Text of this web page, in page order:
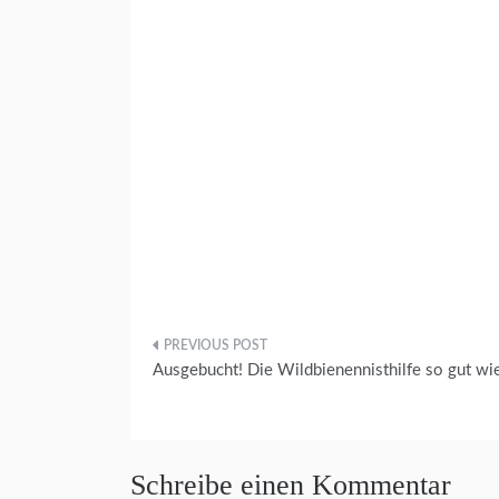
Beitragsnavigation
Ausgebucht! Die Wildbienennisthilfe so gut
Schreibe einen Kommentar